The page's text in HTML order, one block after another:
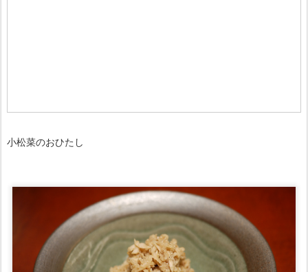
小松菜のおひたし